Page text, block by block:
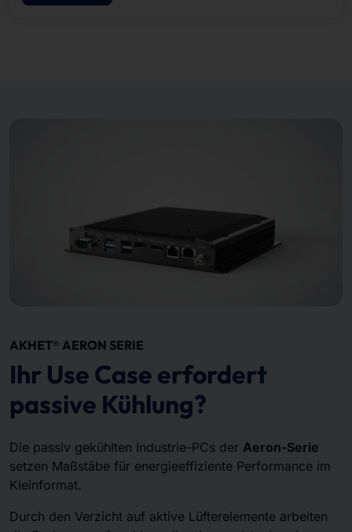
AKHET® AERON SERIE
Ihr Use Case erfordert
passive Kühlung?
Die passiv gekühlten Industrie-PCs der Aeron-Serie
setzen Maßstäbe für energieeffiziente Performance im
Kleinformat.
Durch den Verzicht auf aktive Lüfterelemente arbeiten